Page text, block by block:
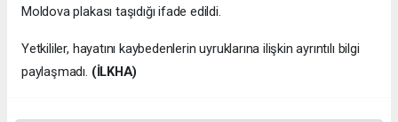
Moldova plakası taşıdığı ifade edildi.
Yetkililer, hayatını kaybedenlerin uyruklarına ilişkin ayrıntılı bilgi
paylaşmadı. (İLKHA)